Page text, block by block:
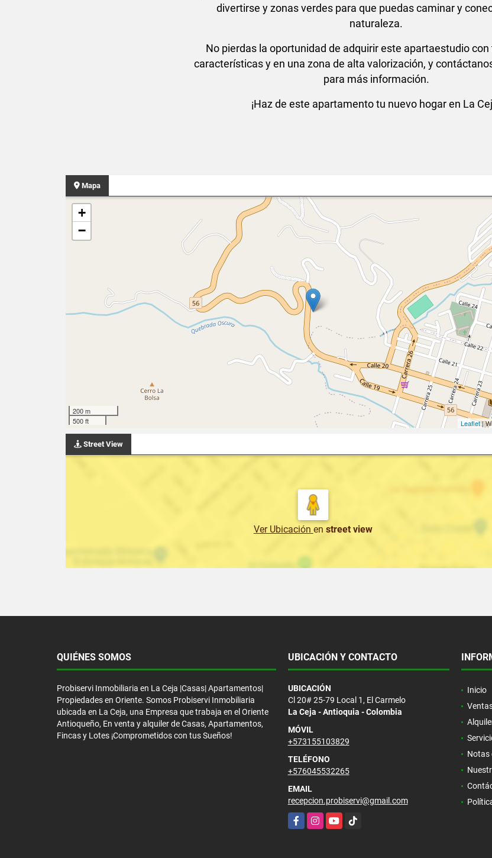
divertirse y zonas verdes para que puedas caminar y
naturaleza.
No pierdas la oportunidad de adquirir este apartaestudio
características y en una zona de alta valorización, y
para más información.
¡Haz de este apartamento tu nuevo hogar en La
Mapa
+
−
200 m
500 ft
Leaflet|
Street View
Ver Ubicación en street view
QUIÉNES SOMOS
Probiservi Inmobiliaria en La Ceja |Casas| Apartamentos|
Propiedades en Oriente. Somos Probiservi Inmobiliaria
ubicada en La Ceja, una Empresa que trabaja en el Oriente
Antioqueño, En venta y alquiler de Casas, Apartamentos,
Fincas y Lotes ¡Comprometidos con tus Sueños!
UBICACIÓN Y CONTACTO
UBICACIÓN
Cl 20# 25-79 Local 1, El Carmelo
La Ceja - Antioquia - Colombia
MÓVIL
+573155103829
TELÉFONO
+576045532265
EMAIL
recepcion.probiservi@gmail.com
FacebookInstagramYouTubeTikTok
Inicio
Notas